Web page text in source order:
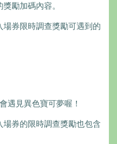
勵加碼內容。
場券限時調查獎勵可遇到的
遇見異色寶可夢喔！
場券的限時調查獎勵也包含